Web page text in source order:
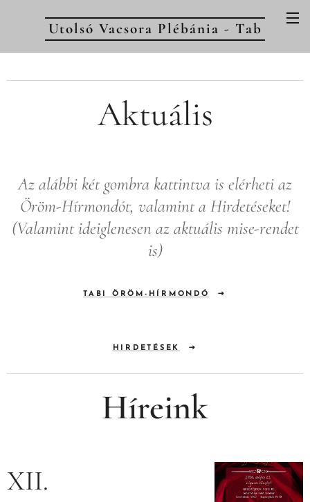
Utolsó Vacsora Plébánia - Tab
Aktuális
Az alábbi két gombra kattintva is elérheti az
Öröm-Hírmondót, valamint a Hirdetéseket!
(Valamint ideiglenesen az aktuális mise-rendet
is)
TABI ÖRÖM-HÍRMONDÓ
HIRDETÉSEK
Híreink
XII.